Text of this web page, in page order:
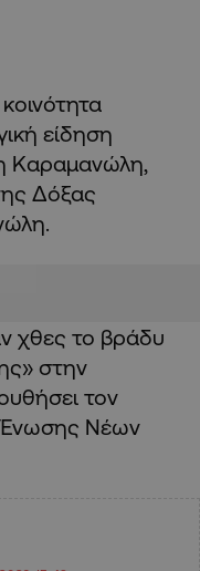
είδηση
Καραμανώλη,
Δόξας
χθες το βράδυ
στην
τον
Ένωσης Νέων